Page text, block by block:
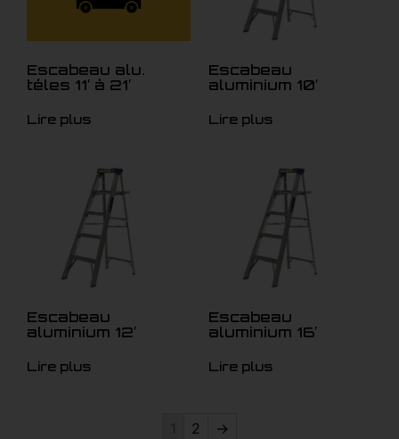
Escabeau alu.
téles 11′ à 21′
Lire plus
Escabeau
aluminium 10′
Lire plus
Escabeau
aluminium 12′
Lire plus
Escabeau
aluminium 16′
Lire plus
1 2 →